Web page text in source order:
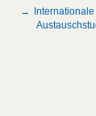
Internationale